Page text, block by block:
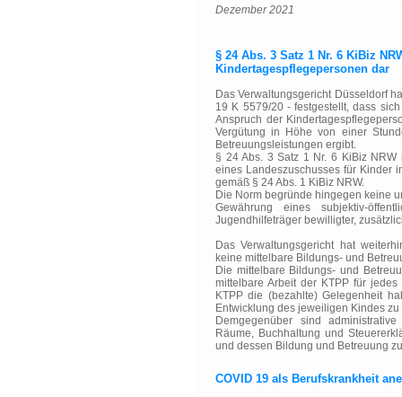
Dezember 2021
§ 24 Abs. 3 Satz 1 Nr. 6 KiBiz
Kindertagespflegepersonen dar
Das Verwaltungsgericht Düsseldorf
19 K 5579/20 - festgestellt, dass
Anspruch der
Vergütung in Höhe von einer
Betreuungsleistungen ergibt.
§ 24 Abs. 3 Satz 1 Nr. 6 KiBiz
eines Landeszuschusses für Kinder
gemäß § 24 Abs. 1 KiBiz NRW.
Die Norm begründe hingegen keine
Gewährung eines subjektiv-
Jugendhilfeträger bewilligter,
Das Verwaltungsgericht hat
keine mittelbare Bildungs- und
Die mittelbare Bildungs- und
mittelbare Arbeit der KTPP für
KTPP die (bezahlte) Gelegenheit
Entwicklung des jeweiligen Kindes
Demgegenüber sind
Räume, Buchhaltung und
und dessen Bildung und Betreuung
COVID 19 als Berufskrankheit